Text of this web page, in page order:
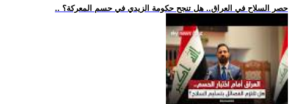
.. حصر السلاح في العراق.. هل تنجح حكومة الزيدي في حسم المعركة؟